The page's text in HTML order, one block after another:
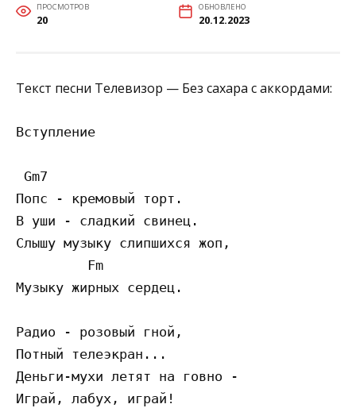
ПРОСМОТРОВ
20
ОБНОВЛЕНО
20.12.2023
Текст песни Телевизор — Без сахара с аккордами:
Вступление
Gm7
Попс - кремовый торт.
В уши - сладкий свинец.
Слышу музыку слипшихся жоп,
         Fm
Музыку жирных сердец.
Радио - розовый гной,
Потный телеэкран...
Деньги-мухи летят на говно -
Играй, лабух, играй!